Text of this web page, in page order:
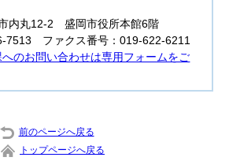
内丸12-2 盛岡市役所本館6階
7513 ファクス番号：019-622-6211
のお問い合わせは専用フォームをご
前のページへ戻る
トップページへ戻る